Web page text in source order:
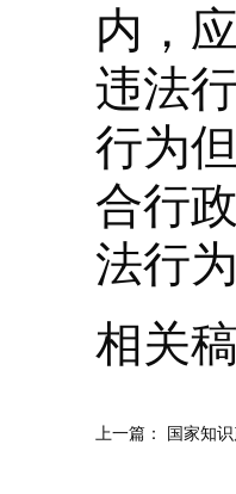
内，
违法
行为
合行
法行
相关
上一篇： 国家知